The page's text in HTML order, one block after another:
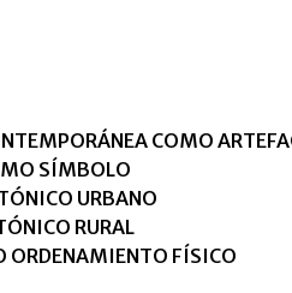
COMO
SÍMBOLO
URBANO
RURAL
ORDENAMIENTO FÍSICO